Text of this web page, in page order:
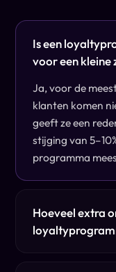
Is een
voor een kleine
Ja, voor de
klanten komen
geeft ze een
stijging van
programma
Hoeveel extra